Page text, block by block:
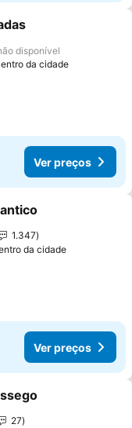
aos favoritos
disponível
da cidade
Ver preços
aos favoritos
1.347
da cidade
Ver preços
aos favoritos
27